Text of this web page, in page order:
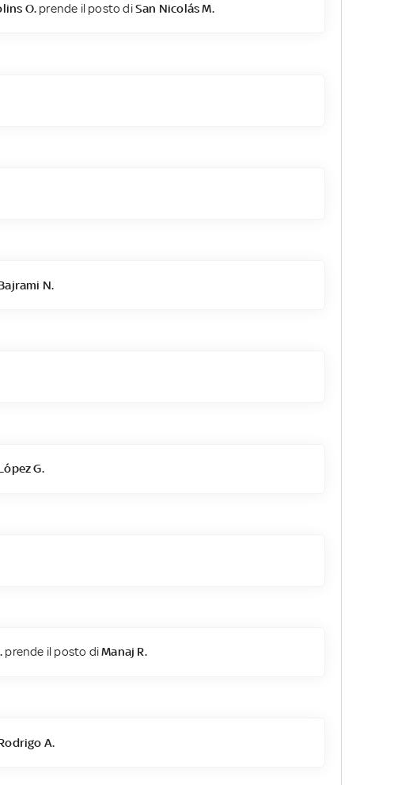
O. prende il posto diSan Nicolás M.
N.
G.
prende il posto diManaj R.
A.